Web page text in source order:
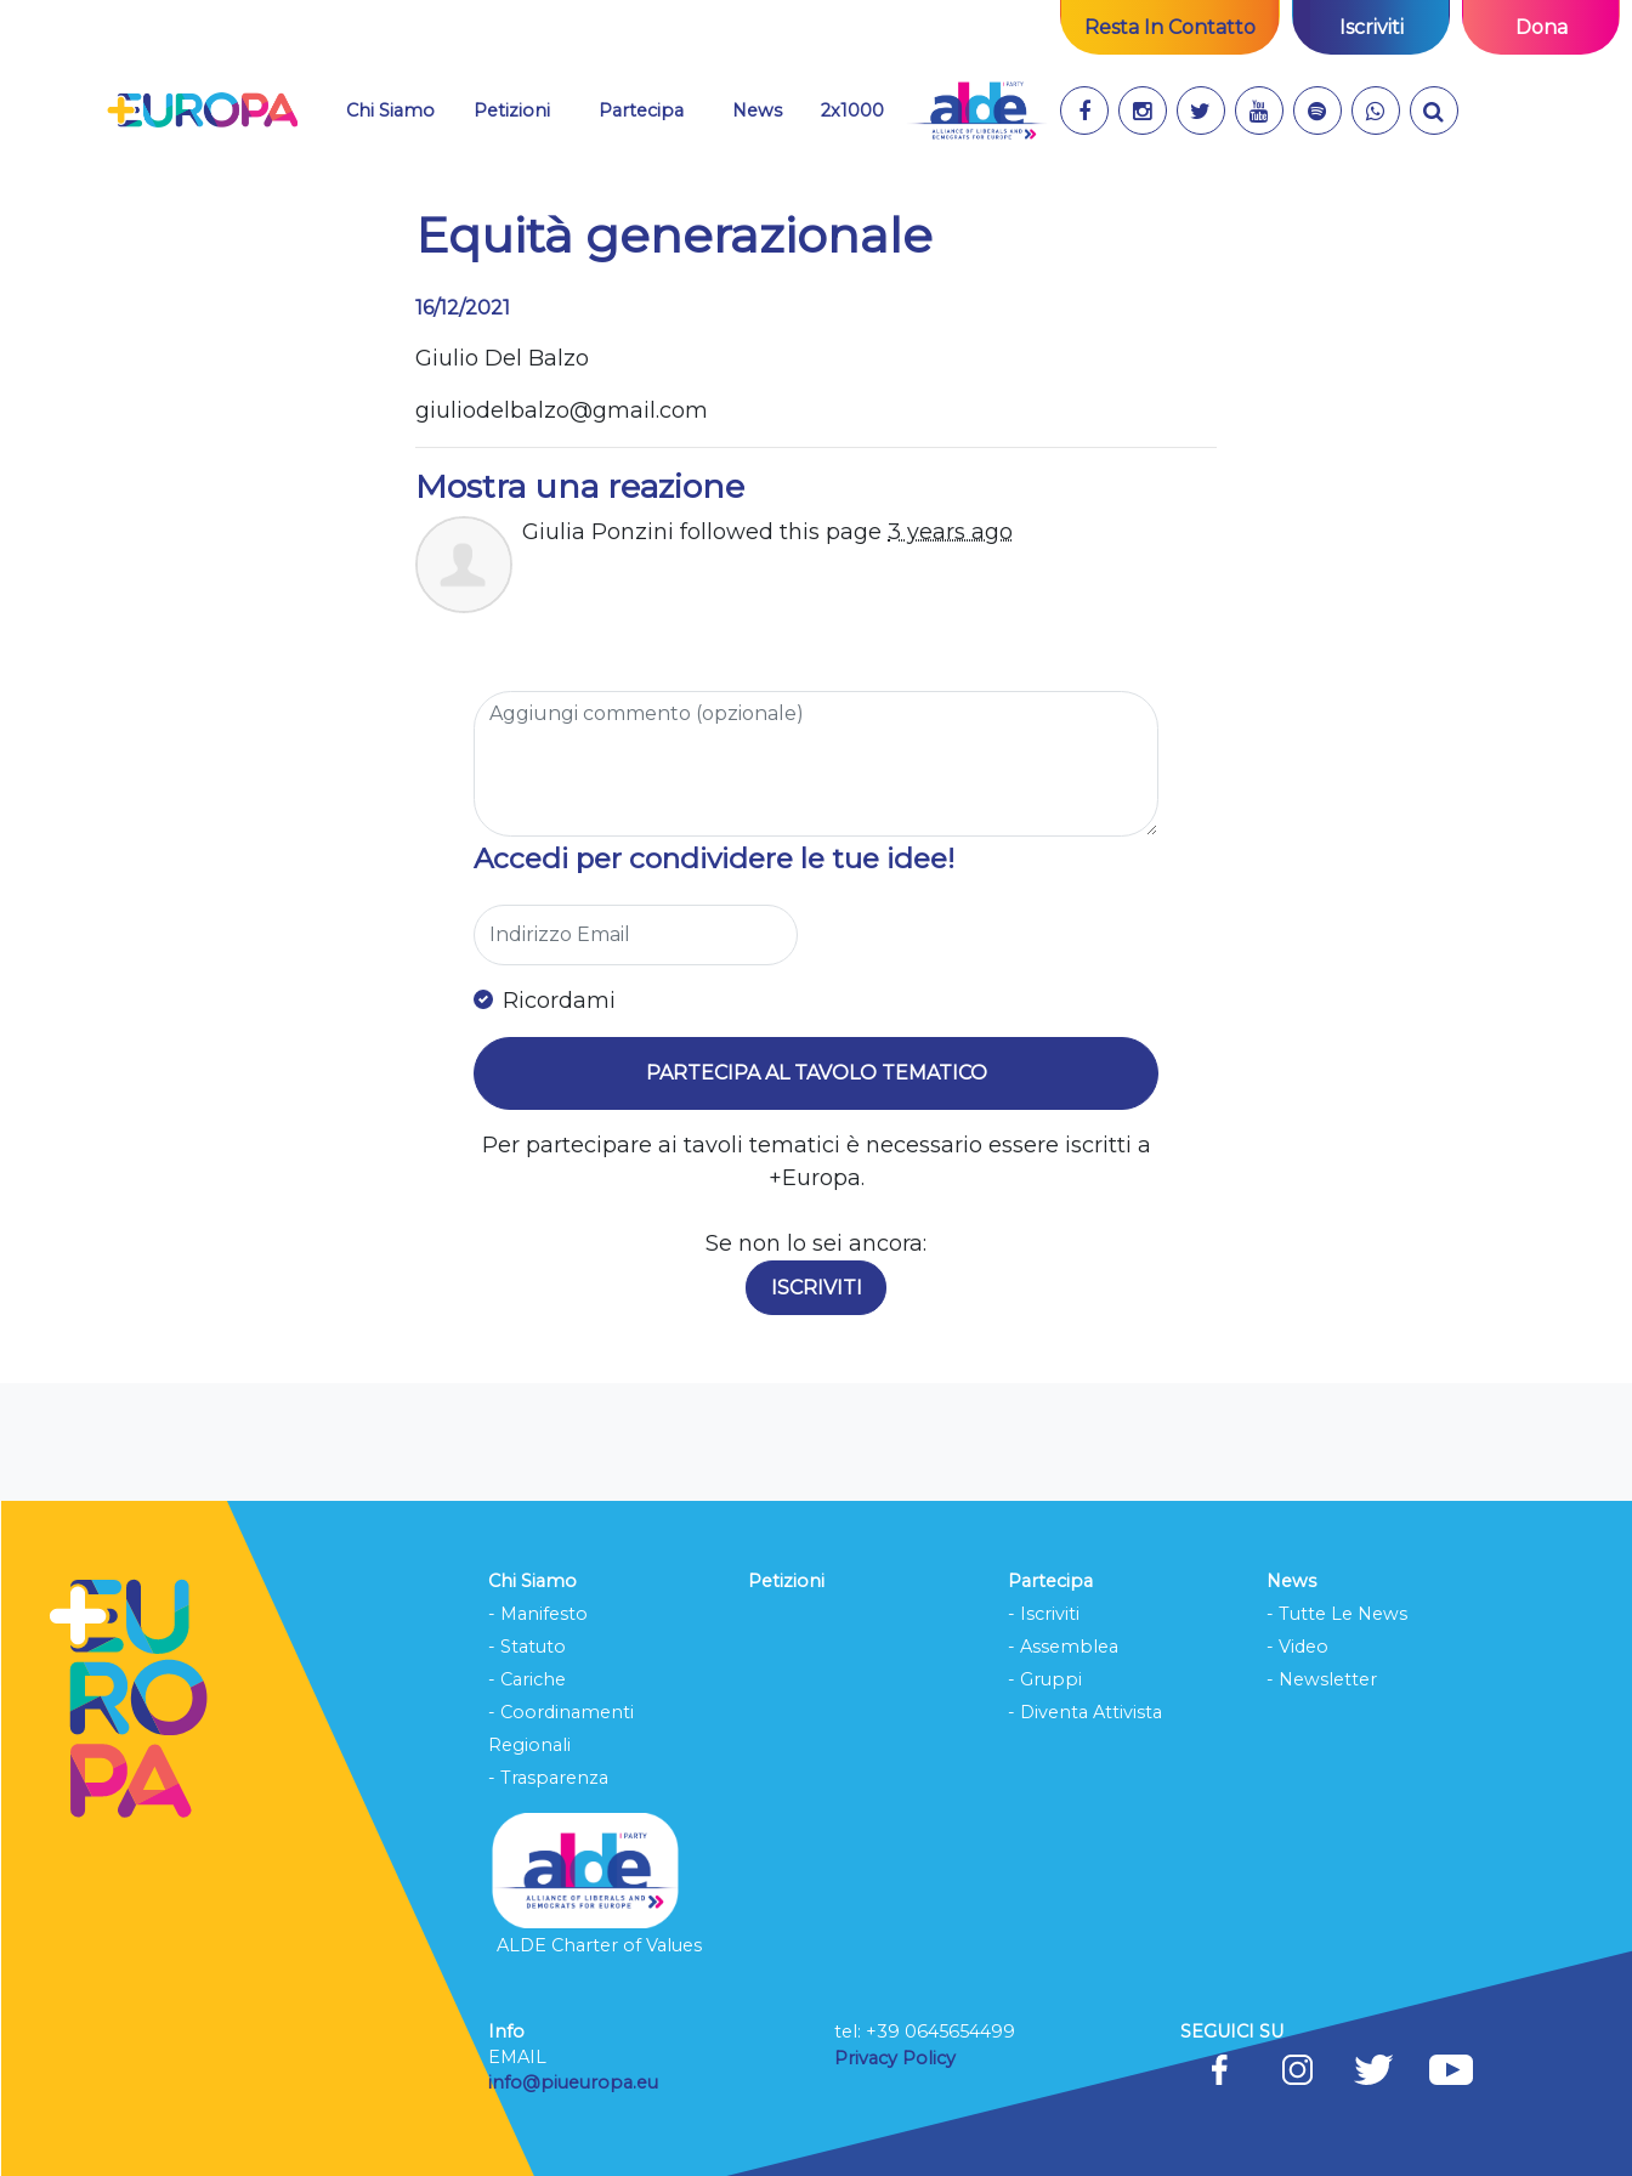
Resta In Contatto Iscriviti Dona
Chi Siamo Petizioni Partecipa(current)
News 2x1000
Equità generazionale
16/12/2021
Giulio Del Balzo
giuliodelbalzo@gmail.com
Mostra una reazione
Giulia Ponzini followed this page 3 years ago
Accedi per condividere le tue idee!
Ricordami
Per partecipare ai tavoli tematici è necessario essere iscritti a
+Europa.
Se non lo sei ancora:
ISCRIVITI
Chi Siamo
- Manifesto
- Statuto
- Cariche
- Coordinamenti
Regionali
- Trasparenza
ALDE Charter of Values
Petizioni
Partecipa
- Iscriviti
- Assemblea
- Gruppi
- Diventa Attivista
News
- Tutte Le News
- Video
- Newsletter
Info
EMAIL
info@piueuropa.eu
tel: ‭+39 0645654499
Privacy Policy
SEGUICI SU